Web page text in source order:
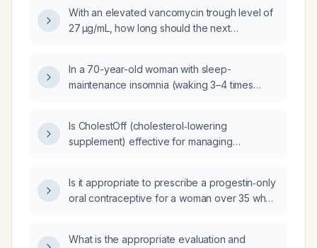
With an elevated vancomycin trough level of
27 µg/mL, how long should the next
In a 70-year-old woman with sleep-
maintenance insomnia (waking 3–4 times
nightly over-the-counter diphenhydramine,
what is the best initial pharmacologic option?
Is CholestOff (cholesterol‑lowering
supplement) effective for managing
Is it appropriate to prescribe a progestin‑only
oral contraceptive for a woman over 35 who
What is the appropriate evaluation and